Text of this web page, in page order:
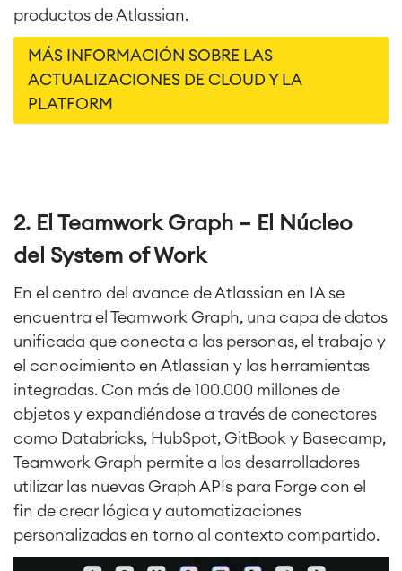
productos de Atlassian.
MÁS INFORMACIÓN SOBRE LAS
ACTUALIZACIONES DE CLOUD Y LA
PLATFORM
2. El Teamwork Graph – El Núcleo
del System of Work
En el centro del avance de Atlassian en IA se
encuentra el Teamwork Graph, una capa de datos
unificada que conecta a las personas, el trabajo y
el conocimiento en Atlassian y las herramientas
integradas. Con más de 100.000 millones de
objetos y expandiéndose a través de conectores
como Databricks, HubSpot, GitBook y Basecamp,
Teamwork Graph permite a los desarrolladores
utilizar las nuevas Graph APIs para Forge con el
fin de crear lógica y automatizaciones
personalizadas en torno al contexto compartido.